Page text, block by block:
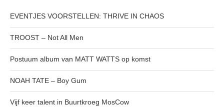
EVENTJES VOORSTELLEN: THRIVE IN CHAOS
TROOST – Not All Men
Postuum album van MATT WATTS op komst
NOAH TATE – Boy Gum
Vijf keer talent in Buurtkroeg MosCow